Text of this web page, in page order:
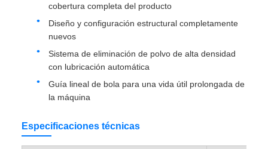
cobertura completa del producto
Diseño y configuración estructural completamente
nuevos
Sistema de eliminación de polvo de alta densidad
con lubricación automática
Guía lineal de bola para una vida útil prolongada de
la máquina
Especificaciones técnicas